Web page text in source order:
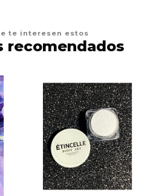
te interesen estos
recomendados